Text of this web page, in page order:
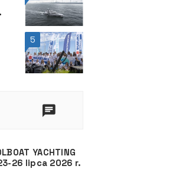
5
YACHTING
26 lipca 2026 r.